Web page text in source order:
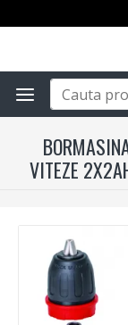
VITEZE